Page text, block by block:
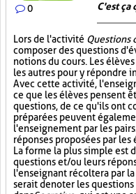
0 C'est ça
Lors de l'activité Questions
composer des questions
notions du cours. Les
les autres pour y répondre
Avec cette activité,
ce que les élèves pensent
questions, de ce qu'ils ont
préparées peuvent
l'enseignement par les
réponses proposées par
La forme la plus simple est
questions et/ou leurs
l'enseignant récoltera par
serait de noter les